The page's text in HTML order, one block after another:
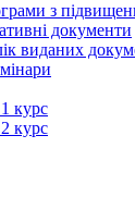
з
документи
виданих
курс
курс